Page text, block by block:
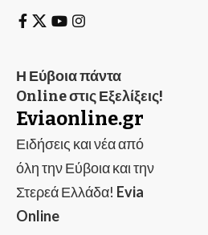
Η Εύβοια πάντα
Online στις Εξελίξεις!
Eviaonline.gr
Ειδήσεις και νέα από
όλη την Εύβοια και την
Στερεά Ελλάδα! Evia
Online